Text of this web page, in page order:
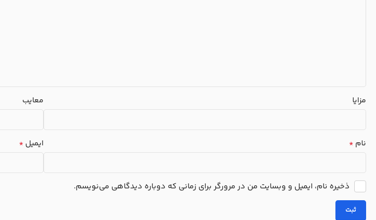
مزایا معایب
نام * ایمیل *
ذخیره نام، ایمیل و وبسایت من در مرورگر برای زمانی که دوباره دیدگاهی می‌نویسم.